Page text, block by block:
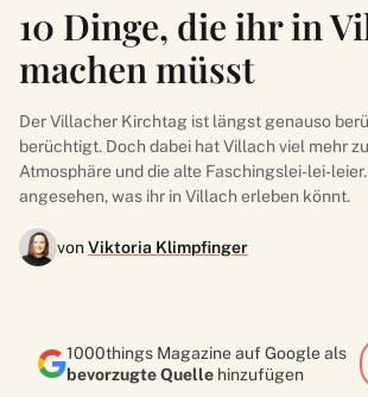
10 Dinge, die ihr in
machen müsst
Der Villacher Kirchtag ist längst genauso
berüchtigt. Doch dabei hat Villach viel mehr
Atmosphäre und die alte Faschingslei-lei-
angesehen, was ihr in Villach erleben könnt.
vonViktoria Klimpfinger
1000things Magazine auf Google als
bevorzugte Quelle hinzufügen